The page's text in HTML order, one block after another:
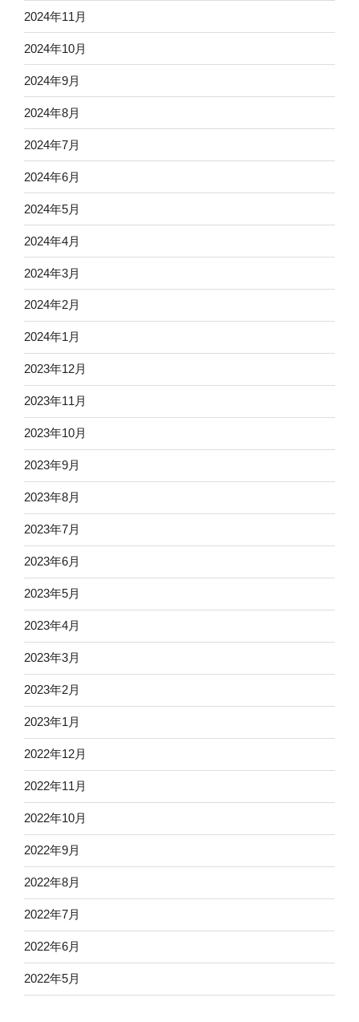
2024年11月
2024年10月
2024年9月
2024年8月
2024年7月
2024年6月
2024年5月
2024年4月
2024年3月
2024年2月
2024年1月
2023年12月
2023年11月
2023年10月
2023年9月
2023年8月
2023年7月
2023年6月
2023年5月
2023年4月
2023年3月
2023年2月
2023年1月
2022年12月
2022年11月
2022年10月
2022年9月
2022年8月
2022年7月
2022年6月
2022年5月